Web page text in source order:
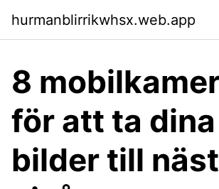
hurmanblirrikwhsx.web.app
8
för att ta dina
bilder till